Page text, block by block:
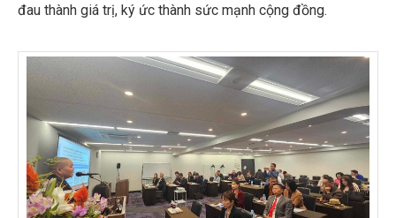
đau thành giá trị, ký ức thành sức mạnh cộng đồng.